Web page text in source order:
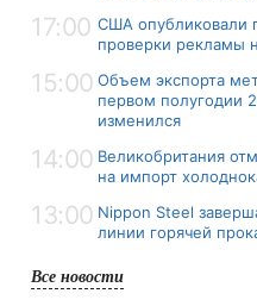
17:00 США опубликовали
проверки рекламы
15:00 Объем экспорта
первом полугодии
изменился
14:00 Великобритания
на импорт
13:00 Nippon Steel
линии горячей
Все новости